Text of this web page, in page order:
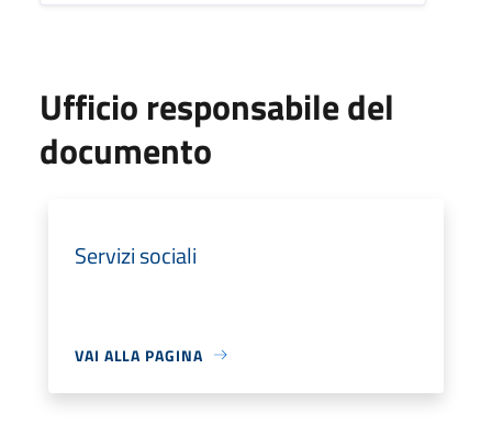
Ufficio responsabile del
documento
Servizi sociali
VAI ALLA PAGINA